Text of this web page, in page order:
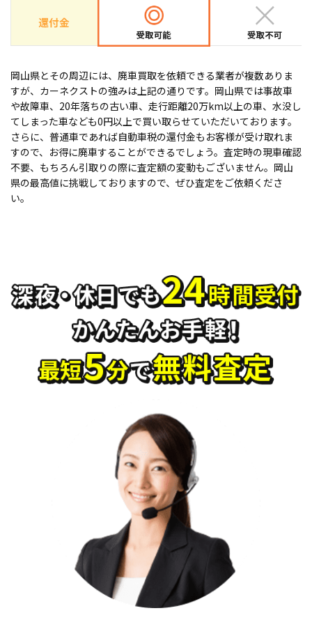
岡山県とその周辺には、廃車買取を依頼できる業者が複数ありま
すが、カーネクストの強みは上記の通りです。岡山県では事故車
や故障車、20年落ちの古い車、走行距離20万km以上の車、水没し
てしまった車なども0円以上で買い取らせていただいております。
さらに、普通車であれば自動車税の還付金もお客様が受け取れま
すので、お得に廃車することができるでしょう。査定時の現車確認
不要、もちろん引取りの際に査定額の変動もございません。岡山
県の最高値に挑戦しておりますので、ぜひ査定をご依頼くださ
い。